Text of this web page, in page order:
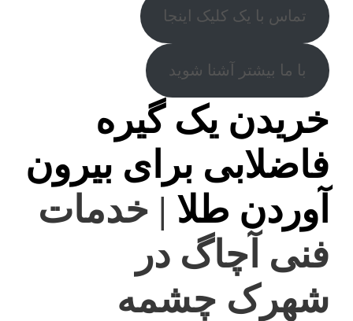
تماس با یک کلیک اینجا
با ما بیشتر آشنا شوید
خریدن یک گیره
فاضلابی برای بیرون
آوردن طلا | خدمات
فنی آچاگ در
شهرک چشمه